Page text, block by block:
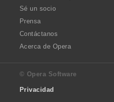
Sé un socio
Prensa
Contáctanos
Acerca de Opera
© Opera Software
Privacidad